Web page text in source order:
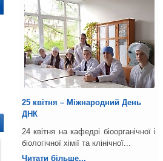
25 квітня – Міжнародний День
ДНК
24 квітня на кафедрі біоорганічної і
біологічної хімії та клінічної...
Читати більше...